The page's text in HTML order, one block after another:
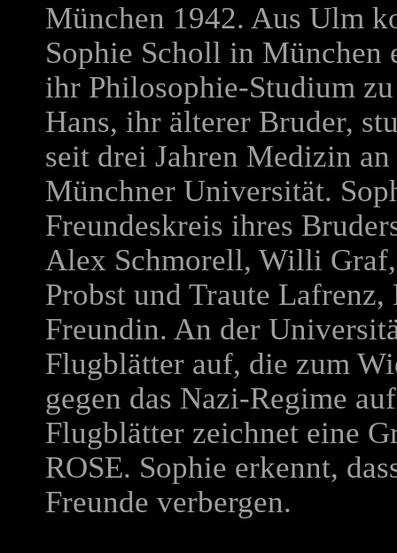
München 1942. Aus Ulm
Sophie Scholl in München
ihr Philosophie-Studium
Hans, ihr älterer Bruder,
seit drei Jahren Medizin an
Münchner Universität.
Freundeskreis ihres
Alex Schmorell, Willi
Probst und Traute Lafrenz,
Freundin. An der
Flugblätter auf, die zum
gegen das Nazi-Regime
Flugblätter zeichnet eine
ROSE. Sophie erkennt,
Freunde verbergen.